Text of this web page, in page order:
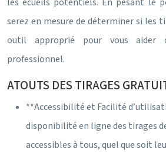
serez en mesure de déterminer si les
outil approprié pour vous aider
professionnel.
ATOUTS DES TIRAGES
**Accessibilité et Facilité
disponibilité en ligne des tirages
accessibles à tous, quel que soit